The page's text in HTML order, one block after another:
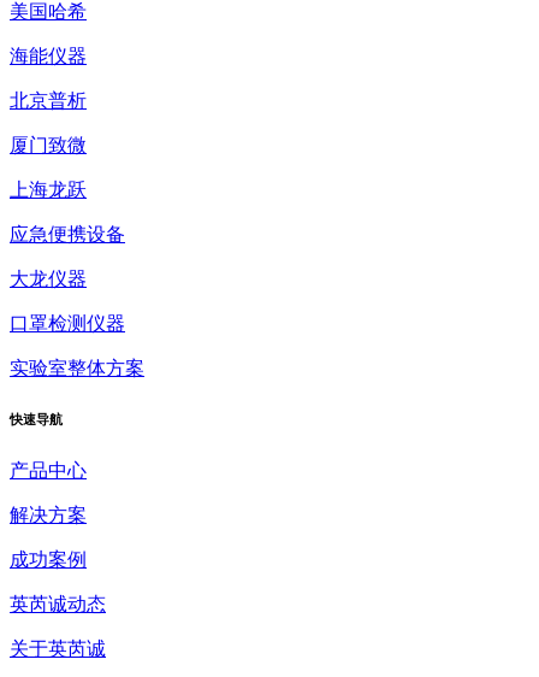
美国哈希
海能仪器
北京普析
厦门致微
上海龙跃
应急便携设备
大龙仪器
口罩检测仪器
实验室整体方案
快速导航
产品中心
解决方案
成功案例
英芮诚动态
关于英芮诚